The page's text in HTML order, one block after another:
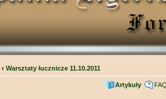
‹ Warsztaty łucznicze 11.10.2011
Artykuły FAQ